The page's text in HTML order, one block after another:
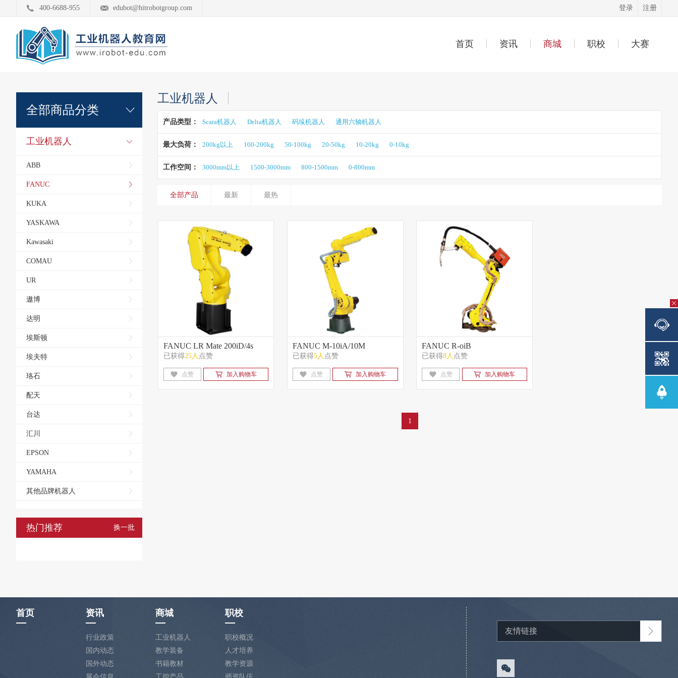
400-6688-955 edubot@hitrobotgroup.com 登录 注册
首页 资讯 商城 职校 大赛
全部商品分类
工业机器人
ABB
FANUC
KUKA
YASKAWA
Kawasaki
COMAU
UR
遨博
达明
埃斯顿
埃夫特
珞石
配天
台达
汇川
EPSON
YAMAHA
其他品牌机器人
热门推荐 换一批
工业机器人
产品类型： Scara机器人 Delta机器人 码垛机器人 通用六轴机器人
最大负荷： 200kg以上 100-200kg 50-100kg 20-50kg 10-20kg 0-10kg
工作空间： 3000mm以上 1500-3000mm 800-1500mm 0-800mm
全部产品 最新 最热
FANUC LR Mate 200iD/4s
已获得25人 点赞
点赞 加入购物车
FANUC M-10iA/10M
已获得5人 点赞
点赞 加入购物车
FANUC R-oiB
已获得8人 点赞
点赞 加入购物车
1
首页 资讯
行业政策
国内动态
国外动态
商城
工业机器人
教学装备
书籍教材
职校
职校概况
人才培养
教学资源